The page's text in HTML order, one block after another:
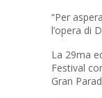
“Per
l’opera di
La 29ma
Festival
Gran